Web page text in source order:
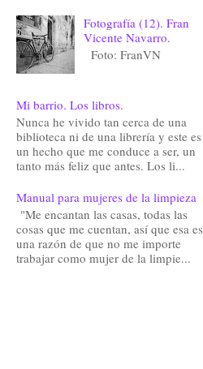
Fotografía (12). Fran
Vicente Navarro.
Foto: FranVN
Mi barrio. Los libros.
Nunca he vivido tan cerca de una
biblioteca ni de una librería y este es
un hecho que me conduce a ser, un
tanto más feliz que antes. Los li...
Manual para mujeres de la limpieza
"Me encantan las casas, todas las
cosas que me cuentan, así que esa es
una razón de que no me importe
trabajar como mujer de la limpie...